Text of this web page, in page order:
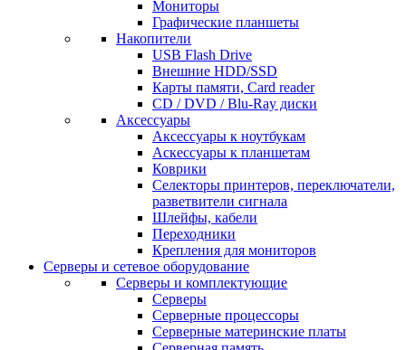
Мониторы
Графические планшеты
Накопители
USB Flash Drive
Внешние HDD/SSD
Карты памяти, Card reader
CD / DVD / Blu-Ray диски
Аксессуары
Аксессуары к ноутбукам
Аскессуары к планшетам
Коврики
Селекторы принтеров, переключатели,
разветвители сигнала
Шлейфы, кабели
Переходники
Крепления для мониторов
Серверы и сетевое оборудование
Серверы и комплектующие
Серверы
Серверные процессоры
Серверные материнские платы